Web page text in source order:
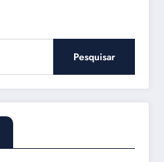
Pesquisar